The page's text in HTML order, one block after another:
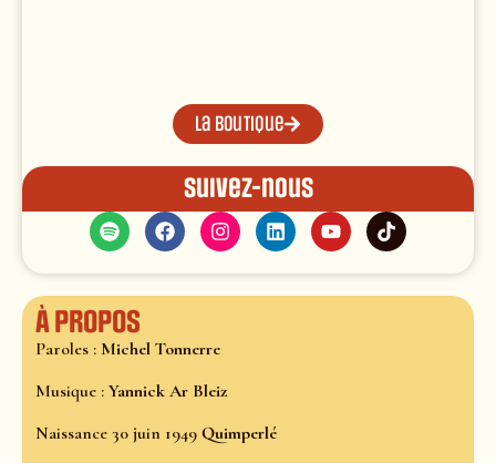
La boutique
Suivez-nous
À propos
Paroles : Michel Tonnerre
Musique : Yannick Ar Bleiz
Naissance 30 juin 1949 Quimperlé